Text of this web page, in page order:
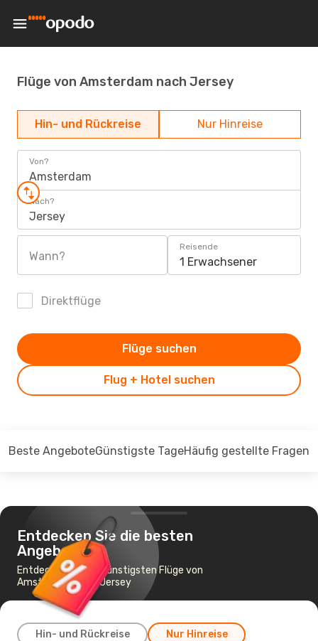
Flüge von Amsterdam nach Jersey
Hin- und Rückreise Nur Hinreise
Von?
Amsterdam
Nach?
Jersey
Wann?
Reisende
1 Erwachsener
Direktflüge
Flug + Hotel suchen
Flüge suchen
Beste AngeboteGünstigste TageHäufig gestellte Fragen
Entdecken Sie die besten
Angebote
Entdecken Sie die günstigsten Flüge von
Amsterdam nach Jersey
Hin- und Rückreise Nur Hinreise